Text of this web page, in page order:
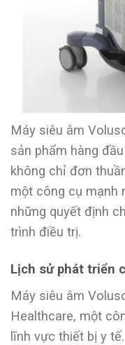
Máy siêu âm
sản phẩm hàng
không chỉ đơn
một công cụ mạnh
những quyết định
trình điều trị.
Lịch sử phát triển
Máy siêu âm
Healthcare, một
lĩnh vực thiết bị y tế.